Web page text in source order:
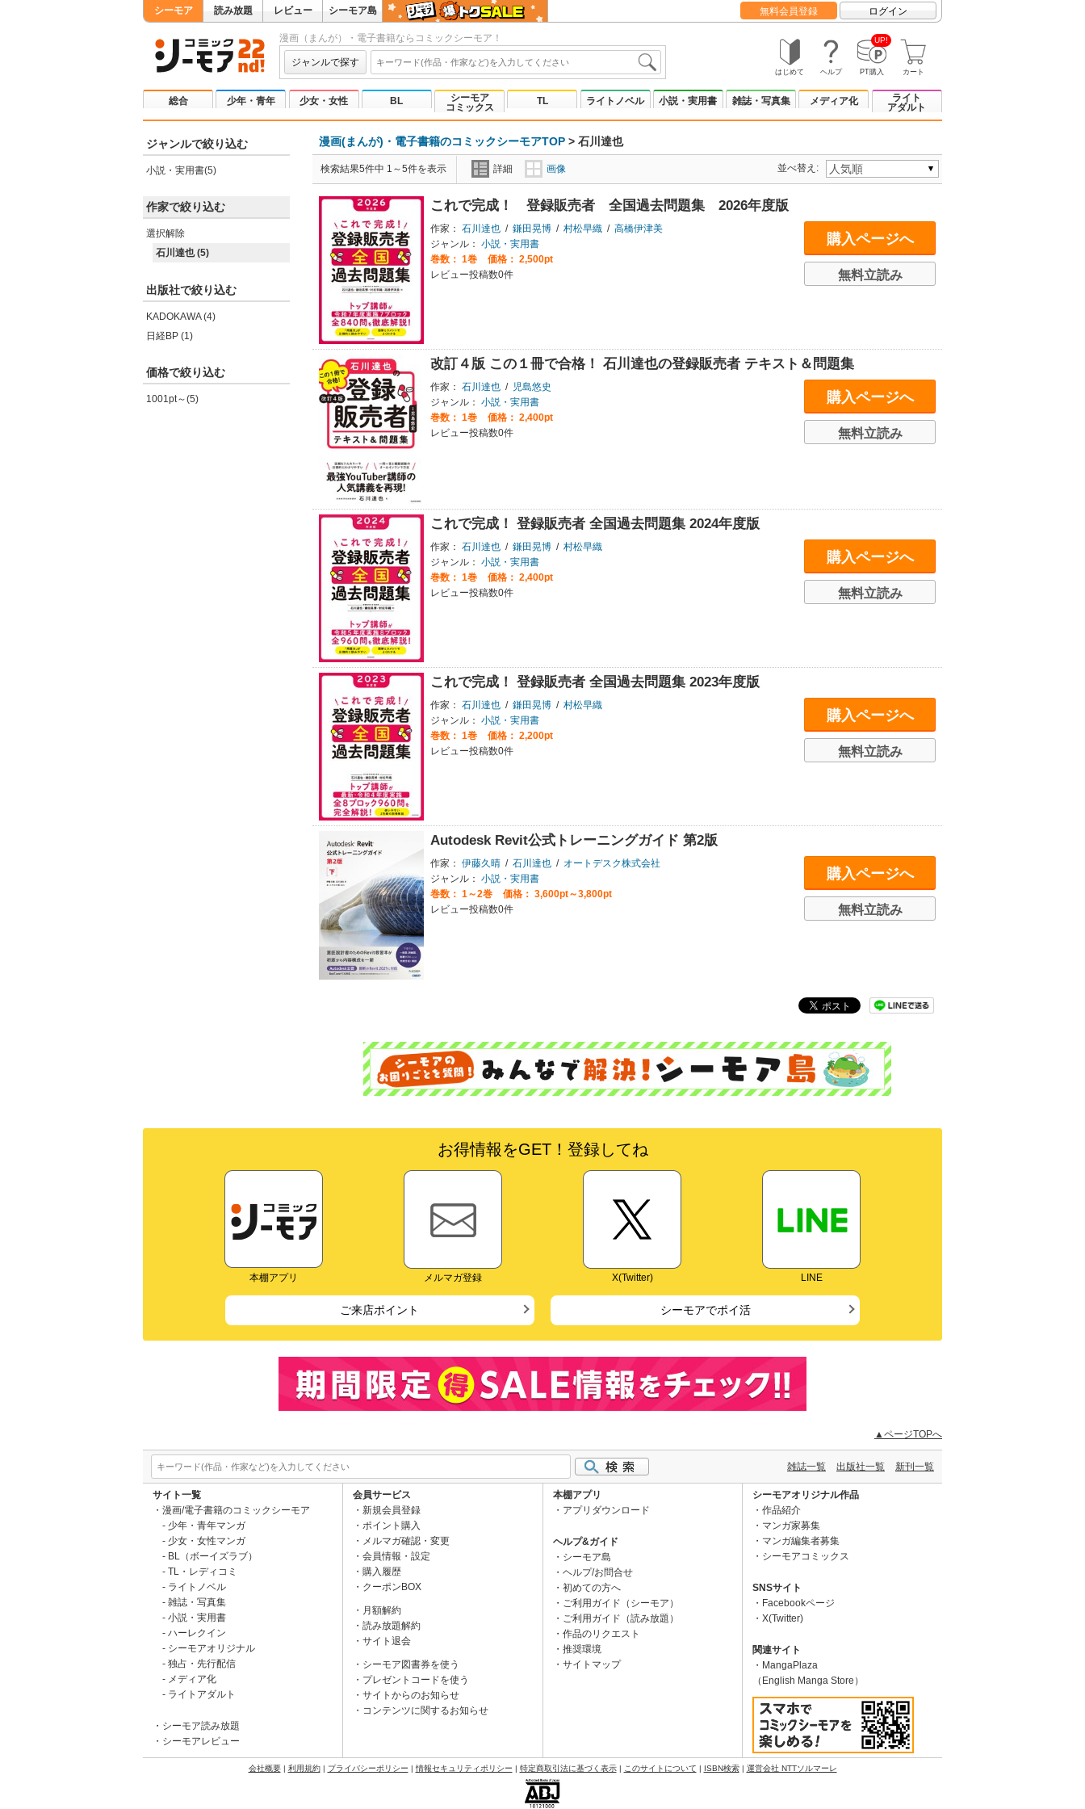
シーモア 読み放題 レビュー シーモア島 無料会員登録 ログイン
漫画（まんが）・電子書籍ならコミックシーモア！
ジャンルで探す
はじめて ヘルプ
UP!
PT購入 カート
総合 少年・青年 少女・女性 BL
シーモア
コミックス
TL ライトノベル 小説・実用書 雑誌・写真集 メディア化
ライト
アダルト
ジャンルで絞り込む
小説・実用書(5)
作家で絞り込む
選択解除
石川達也 (5)
出版社で絞り込む
KADOKAWA (4)
日経BP (1)
価格で絞り込む
1001pt～(5)
漫画(まんが)・電子書籍のコミックシーモアTOP > 石川達也
検索結果5件中 1～5件を表示 詳細 画像 並べ替え:
これで完成！ 登録販売者 全国過去問題集 2026年度版
作家： 石川達也 / 鎌田晃博 / 村松早織 / 高橋伊津美
ジャンル： 小説・実用書
巻数： 1巻
価格： 2,500pt
レビュー投稿数0件
購入ページへ
無料立読み
改訂４版 この１冊で合格！ 石川達也の登録販売者 テキスト＆問題集
作家： 石川達也 /
児島悠史
ジャンル： 小説・実用書
巻数： 1巻
価格： 2,400pt
レビュー投稿数0件
購入ページへ
無料立読み
これで完成！ 登録販売者 全国過去問題集 2024年度版
作家： 石川達也 / 鎌田晃博 / 村松早織
ジャンル： 小説・実用書
巻数： 1巻
価格： 2,400pt
レビュー投稿数0件
購入ページへ
無料立読み
これで完成！ 登録販売者 全国過去問題集 2023年度版
作家： 石川達也 / 鎌田晃博 / 村松早織
ジャンル： 小説・実用書
巻数： 1巻
価格： 2,200pt
レビュー投稿数0件
購入ページへ
無料立読み
Autodesk Revit公式トレーニングガイド 第2版
作家： 伊藤久晴 / 石川達也 / オートデスク株式会社
ジャンル： 小説・実用書
巻数： 1～2巻
価格： 3,600pt～3,800pt
レビュー投稿数0件
購入ページへ
無料立読み
お得情報をGET！登録してね
本棚アプリ メルマガ登録 X(Twitter) LINE
ご来店ポイント シーモアでポイ活
▲ページTOPへ
雑誌一覧 出版社一覧 新刊一覧
サイト一覧
漫画/電子書籍のコミックシーモア
少年・青年マンガ
少女・女性マンガ
BL（ボーイズラブ）
TL・レディコミ
ライトノベル
雑誌・写真集
小説・実用書
ハーレクイン
シーモアオリジナル
独占・先行配信
メディア化
ライトアダルト
シーモア読み放題
シーモアレビュー
会員サービス
新規会員登録
ポイント購入
メルマガ確認・変更
会員情報・設定
購入履歴
クーポンBOX
月額解約
読み放題解約
サイト退会
シーモア図書券を使う
プレゼントコードを使う
サイトからのお知らせ
コンテンツに関するお知らせ
本棚アプリ
アプリダウンロード
ヘルプ&ガイド
シーモア島
ヘルプ/お問合せ
初めての方へ
ご利用ガイド（シーモア）
ご利用ガイド（読み放題）
作品のリクエスト
推奨環境
サイトマップ
シーモアオリジナル作品
作品紹介
マンガ家募集
マンガ編集者募集
シーモアコミックス
SNSサイト
Facebookページ
X(Twitter)
関連サイト
MangaPlaza
（English Manga Store）
会社概要| 利用規約| プライバシーポリシー | 情報セキュリティポリシー | 特定商取引法に基づく表示| このサイトについて | ISBN検索| 運営会社 NTTソルマーレ